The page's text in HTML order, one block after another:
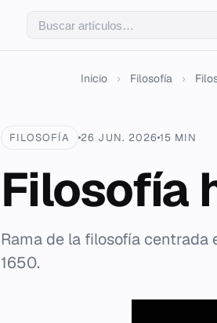
Inicio › Filosofía ›
FILOSOFÍA 26 JUN. 2026 15 MIN
Filosofía
Rama de la filosofía
1650.